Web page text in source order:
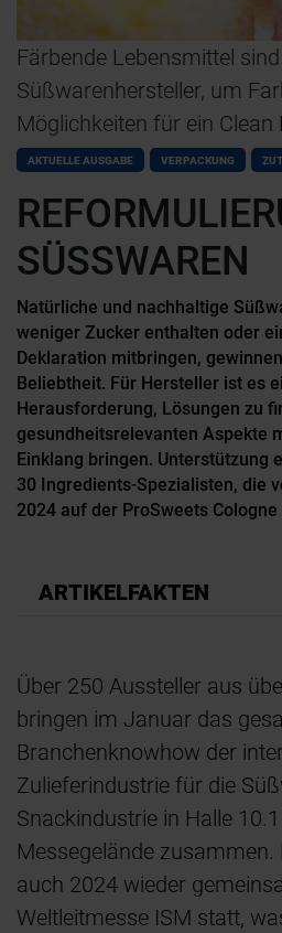
Färbende Lebensmittel
Süßwarenhersteller, um
Möglichkeiten für ein Clean
AKTUELLE AUSGABE VERPACKUNG
SÜSSWAREN
Natürliche und nachhaltige
weniger Zucker enthalten oder
Deklaration mitbringen,
Beliebtheit. Für Hersteller ist es
Herausforderung, Lösungen zu
gesundheitsrelevanten Aspekte
Einklang bringen. Unterstützung
30 Ingredients-Spezialisten, die
2024 auf der ProSweets
ARTIKELFAKTEN
Über 250 Aussteller aus
bringen im Januar das
Branchenknowhow der
Zulieferindustrie für die
Snackindustrie in Halle
Messegelände zusammen.
auch 2024 wieder
Weltleitmesse ISM statt,